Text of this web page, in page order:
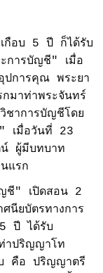
เกือบ 5 ปี ก็ได้รับ
การบัญชี" เมื่อ
ปการคุณ พระยา
มาท่าพระจันทร์
ชาการบัญชีโดย
เมื่อวันที่ 23
น์ ผู้มีบทบาท
แรก
ญชี" เปิดสอน 2
ยบัตรทางการ
ปี ได้รับ
าปริญญาโท
บ คือ ปริญญาตรี